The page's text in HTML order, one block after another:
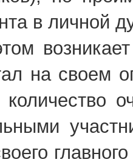
в личной
на своем